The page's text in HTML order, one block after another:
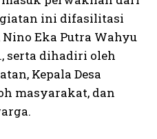
ini difasilitasi
Nino Eka Putra Wahyu
serta dihadiri oleh
Kepala Desa
masyarakat, dan